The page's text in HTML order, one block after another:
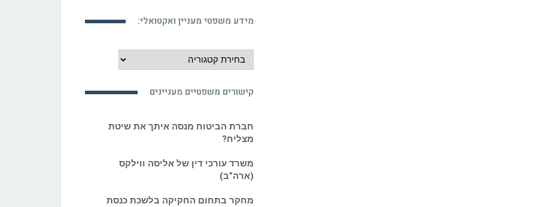
מידע משפטי מעניין ואקטואלי:
מידע
משפטי
ואקטואלי:
קישורים משפטיים מעניינים
חברת הביטוח מנסה איתך את שיטת
מצליח?
משרד עורכי דין של אליסה ווילקס
(ארה”ב)
מחקר בתחום החקיקה בלשכת כנסת